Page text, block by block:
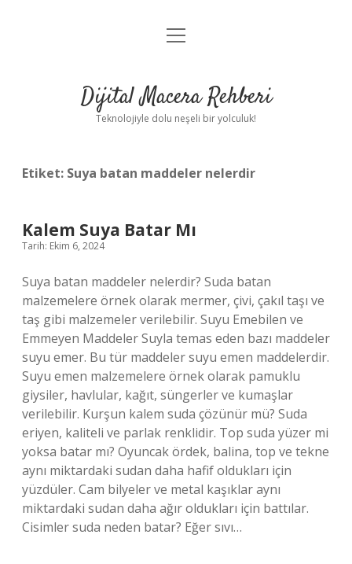
Anasayfa
Yasal Uyarı
menüyü
Dijital Macera Rehberi
Teknolojiyle dolu neşeli bir yolculuk!
Etiket: Suya batan maddeler nelerdir
Kalem Suya Batar Mı
Tarih: Ekim 6, 2024
Suya batan maddeler nelerdir? Suda batan
malzemelere örnek olarak mermer, çivi, çakıl taşı ve
taş gibi malzemeler verilebilir. Suyu Emebilen ve
Emmeyen Maddeler Suyla temas eden bazı maddeler
suyu emer. Bu tür maddeler suyu emen maddelerdir.
Suyu emen malzemelere örnek olarak pamuklu
giysiler, havlular, kağıt, süngerler ve kumaşlar
verilebilir. Kurşun kalem suda çözünür mü? Suda
eriyen, kaliteli ve parlak renklidir. Top suda yüzer mi
yoksa batar mı? Oyuncak ördek, balina, top ve tekne
aynı miktardaki sudan daha hafif oldukları için
yüzdüler. Cam bilyeler ve metal kaşıklar aynı
miktardaki sudan daha ağır oldukları için battılar.
Cisimler suda neden batar? Eğer sıvı…